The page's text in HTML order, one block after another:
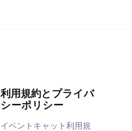
利用規約とプライバ
シーポリシー
イベントキャット利用規